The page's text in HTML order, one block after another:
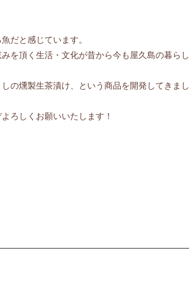
だと感じています。
を頂く生活・文化が昔から今も屋久島の暮らし
の燻製生茶漬け、という商品を開発してきまし
ろしくお願いいたします！